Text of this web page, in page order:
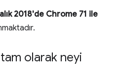
2018'de Chrome 71 ile
olarak neyi